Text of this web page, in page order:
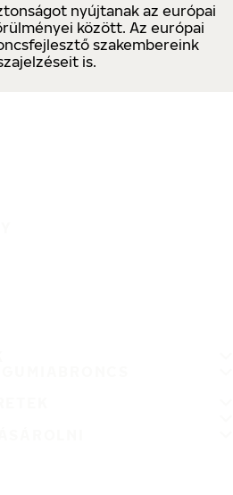
nyújtanak az európai
között. Az európai
szakembereink
is.